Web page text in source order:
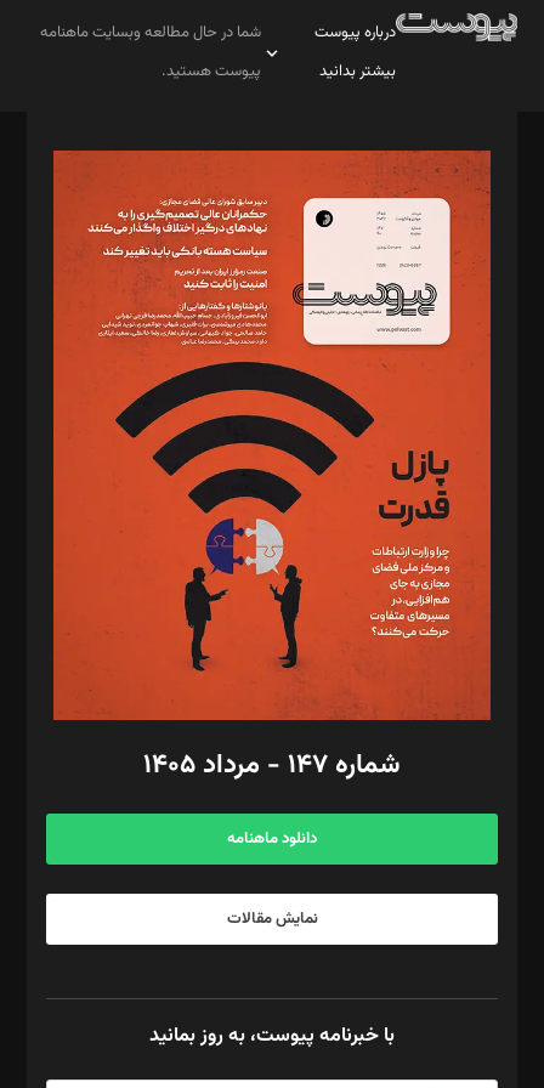
درباره پیوست
بیشتر بدانید
شما در حال مطالعه وبسایت ماهنامه
پیوست هستید.
مدیر مسئول: محمدباقر اثنی‌عشری
سردبیر: مهرک محمودی
دبیر تحریریه: میثم قاسمی
د‌بیر ناداستان: سمانه سمیع
د‌بیر خدمت و تجارت: ابوالفضل رجبی
د‌بیر حقوق فناوری: حسام‌الدین ایپکچی
د‌بیر پیوست جهان: مینا پاکدل
د‌بیر تحریریه آنلاین: بابک نقاش
تحریریه‌: مجتبی محمود‌ی، آرش برهمند، یسنا امان‌پور، سروش کرمیان،
مصطفی مسجدی آرانی، ابوالفضل رجبی، زهرا فکرانه، فائزه فتحی
رستمی،مصطفی باستان
ویرایش: نگار استاد‌‌آقا
طراح یونیفرم: مجید توکلی
فیلمبرداری و عکاسی: امیر شفیعی، مانی لطفی زاده
گرافیک و صفحه‌آرایی: سید‌سبحان‌علی ثابت
مد‌یر توسعه تجاری: کامبیز برید‌
امور مالی: شاپور رهبری، محمد‌ کاظمی‌نیا
آگهی و مشترکین: ۰۹۱۹۹۹۹۰۴۵۴
شماره ۱۴۷ - مرداد ۱۴۰۵
دانلود ماهنامه
نمایش مقالات
با خبرنامه پیوست، به روز بمانید